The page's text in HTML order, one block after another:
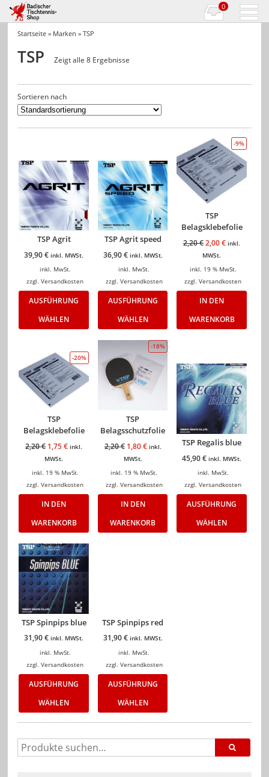
0
Startseite » Marken » TSP
TSP Zeigt alle 8 Ergebnisse
Sortieren nach
TSP Agrit
39,90€ inkl. MWSt.
inkl. MwSt.
zzgl.Versandkosten
AUSFÜHRUNG
WÄHLEN
TSP Agrit speed
36,90€ inkl. MWSt.
inkl. MwSt.
zzgl. Versandkosten
AUSFÜHRUNG
WÄHLEN
-9%
TSP
Belagsklebefolie
2,20€2,00€ inkl.
MWSt.
inkl. 19 % MwSt.
zzgl.Versandkosten
IN DEN
WARENKORB
-20%
TSP
Belagsklebefolie
2,20€ 1,75€ inkl.
MWSt.
inkl. 19 % MwSt.
zzgl.Versandkosten
IN DEN
WARENKORB
-18%
TSP
Belagsschutzfolie
2,20€ 1,80€ inkl.
MWSt.
inkl. 19 % MwSt.
zzgl. Versandkosten
IN DEN
WARENKORB
TSP Regalis blue
45,90€ inkl. MWSt.
inkl. MwSt.
zzgl.Versandkosten
AUSFÜHRUNG
WÄHLEN
TSP Spinpips blue
31,90€ inkl. MWSt.
inkl. MwSt.
zzgl.Versandkosten
AUSFÜHRUNG
WÄHLEN
TSP Spinpips red
31,90€ inkl. MWSt.
inkl. MwSt.
zzgl. Versandkosten
AUSFÜHRUNG
WÄHLEN